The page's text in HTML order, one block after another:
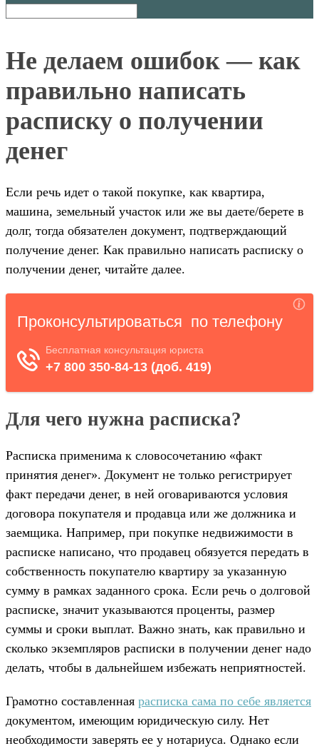
Не делаем ошибок — как
правильно написать
расписку о получении
денег
Если речь идет о такой покупке, как квартира,
машина, земельный участок или же вы даете/берете в
долг, тогда обязателен документ, подтверждающий
получение денег. Как правильно написать расписку о
получении денег, читайте далее.
Для чего нужна расписка?
Расписка применима к словосочетанию «факт
принятия денег». Документ не только регистрирует
факт передачи денег, в ней оговариваются условия
договора покупателя и продавца или же должника и
заемщика. Например, при покупке недвижимости в
расписке написано, что продавец обязуется передать в
собственность покупателю квартиру за указанную
сумму в рамках заданного срока. Если речь о долговой
расписке, значит указываются проценты, размер
суммы и сроки выплат. Важно знать, как правильно и
сколько экземпляров расписки в получении денег надо
делать, чтобы в дальнейшем избежать неприятностей.
Грамотно составленная расписка сама по себе является
документом, имеющим юридическую силу. Нет
необходимости заверять ее у нотариуса. Однако если